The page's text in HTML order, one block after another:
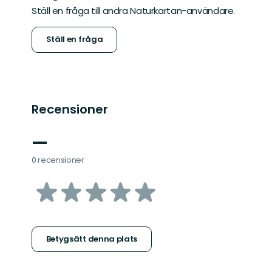
Ställ en fråga till andra Naturkartan-användare.
Ställ en fråga
Recensioner
—
0 recensioner
av
stjärnor
Betygsätt denna plats